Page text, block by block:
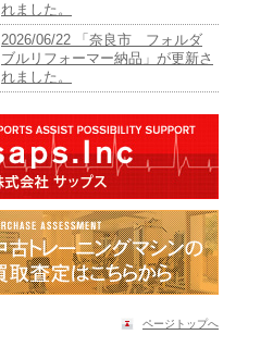
れました。
2026/06/22 「奈良市 フォルダ
ブルリフォーマー納品」が更新さ
れました。
ページトップへ